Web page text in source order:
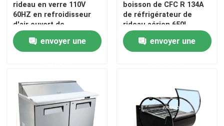
Vitrine frigorifiée de boulangerie
Marchandiseurs de verre de porte
congélateur d'affichage de crème glacée
rideau en verre 110V
60HZ en refroidisseur
d'air ouvert de
réfrigérateur
envoyer une
boisson de CFC R 134A
de réfrigérateur de
rideau aérien 650L
envoyer une